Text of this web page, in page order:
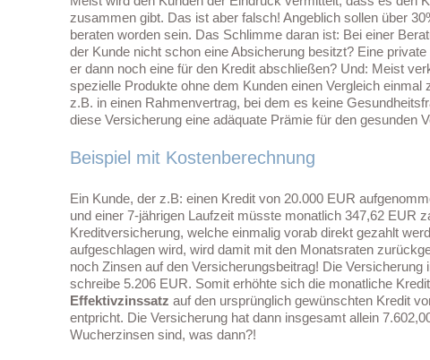
zusammen gibt. Das ist aber falsch! Angeblich sollen über
beraten worden sein. Das Schlimme daran ist: Bei einer
der Kunde nicht schon eine Absicherung besitzt? Eine
er dann noch eine für den Kredit abschließen? Und: Meist
spezielle Produkte ohne dem Kunden einen Vergleich
z.B. in einen Rahmenvertrag, bei dem es keine
diese Versicherung eine adäquate Prämie für den gesunden
Beispiel mit Kostenberechnung
Ein Kunde, der z.B: einen Kredit von 20.000 EUR
und einer 7-jährigen Laufzeit müsste monatlich 347,62 EUR
Kreditversicherung, welche einmalig vorab direkt gezahlt
aufgeschlagen wird, wird damit mit den Monatsraten
noch Zinsen auf den Versicherungsbeitrag! Die
schreibe 5.206 EUR. Somit erhöhte sich die monatliche
Effektivzinssatz auf den ursprünglich gewünschten Kredit
entpricht. Die Versicherung hat dann insgesamt allein
Wucherzinsen sind, was dann?!